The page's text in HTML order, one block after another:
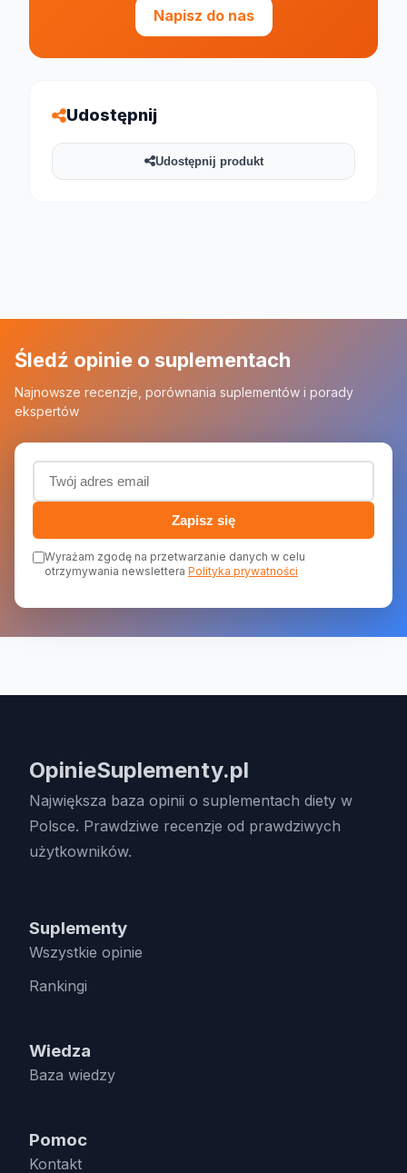
Napisz do nas
Udostępnij
Udostępnij produkt
Śledź opinie o suplementach
Najnowsze recenzje, porównania suplementów i porady
ekspertów
Adres email (wymagany)
Zapisz się
Wyrażam zgodę na przetwarzanie danych w celu
otrzymywania newslettera Polityka prywatności
OpinieSuplementy.pl
Największa baza opinii o suplementach diety w
Polsce. Prawdziwe recenzje od prawdziwych
użytkowników.
Suplementy
Wszystkie opinie
Rankingi
Wiedza
Baza wiedzy
Pomoc
Kontakt